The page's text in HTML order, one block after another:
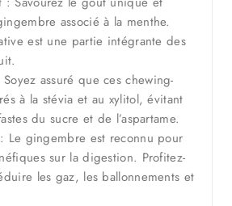
associé à la menthe.
est une partie intégrante des
assuré que ces chewing-
à la stévia et au xylitol, évitant
du sucre et de l’aspartame.
Le gingembre est reconnu pour
sur la digestion. Profitez-
les gaz, les ballonnements et